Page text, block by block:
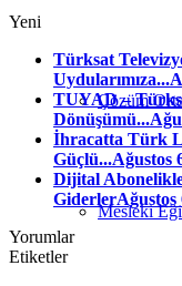
Çözüm
Mesleki
Yeni
Türksat
Uydularımıza...
TUYAD –
Dönüşümü...
İhracatta Türk
Güçlü...Ağustos
Dijital
GiderlerAğustos
Yorumlar
Etiketler